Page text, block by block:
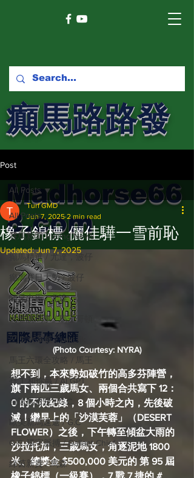
癲馬路路發
馬網
Madhorse66
8.com
國際​馬事總匯
Post
All Posts
賽馬新聞 Racing News
癲馬精選 / 尤達，波仔
癲馬賽日大勢 / 波仔
師兄出馬 / 尤達
戈登說馬事 / 馬王哥頓
三 T 大茶飯 / LakLak
馬王六環全攻略 / 馬王
孖 T 和你贏 / AI GPT
自購馬透視 / G.C.
歐美新馬速遞 / G.C
G.C. 環宇脈搏 / Gallant Chief
綠茵新貴 / 馬森
All Posts
橡子錦標 儷佳驊一雪前恥
Turf GMD
Jun 7, 2025 2 min read
Updated:Jun 7, 2025
(Photo Courtesy: NYRA)
想不到，本來勢如破竹的高多芬陣營，
旗下兩匹三歲馬女、兩個合共寫下 12：
0 的不敗紀錄，8 個小時之內，先後破
滅！繼早上的「沙漠芙蓉」（DESERT
FLOWER）之後，下午轉至傾盆大雨的
沙拉托加，三歲馬女，角逐泥地 1800
米、總獎金 $500,000 美元的 第 95 屆
橡子錦標（一級賽），7 戰 7 捷的 #